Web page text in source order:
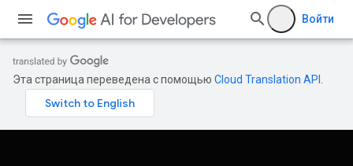
Войти
Эта страница переведена с помощью Cloud Translation API